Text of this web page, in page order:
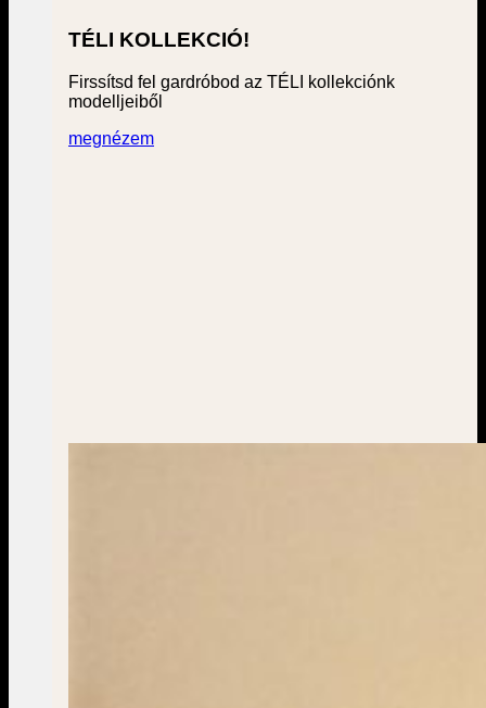
TÉLI KOLLEKCIÓ!
Firssítsd fel gardróbod az TÉLI kollekciónk
modelljeiből
megnézem